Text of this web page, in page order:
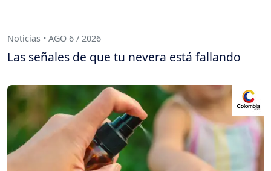
Noticias • AGO 6 / 2026
Las señales de que tu nevera está fallando